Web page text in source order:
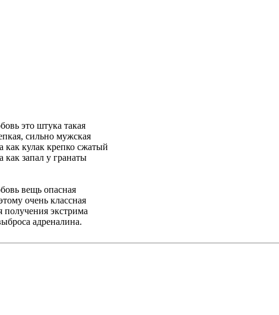
это штука такая
сильно мужская
как кулак крепко сжатый
как запал у гранаты
вещь опасная
очень классная
получения экстрима
адреналина.